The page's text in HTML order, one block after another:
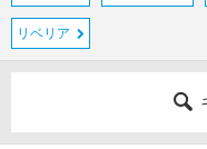
リベリア